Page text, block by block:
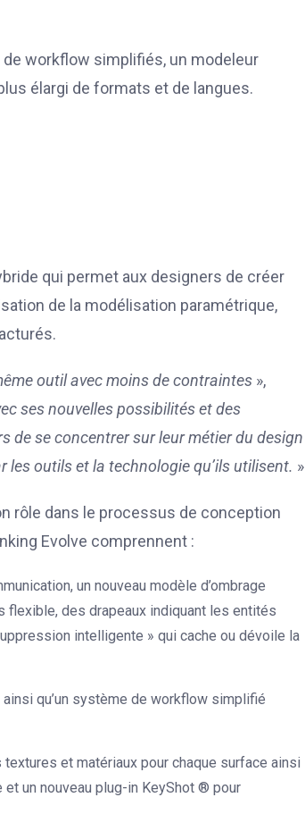
workflow simplifiés, un modeleur
élargi de formats et de langues.
qui permet aux designers de créer
de la modélisation paramétrique,
outil avec moins de contraintes »,
ses nouvelles possibilités et des
de se concentrer sur leur métier du design
outils et la technologie qu’ils utilisent. »
rôle dans le processus de conception
Evolve comprennent :
un nouveau modèle d’ombrage
des drapeaux indiquant les entités
intelligente » qui cache ou dévoile la
qu’un système de workflow simplifié
et matériaux pour chaque surface ainsi
et un nouveau plug-in KeyShot ® pour